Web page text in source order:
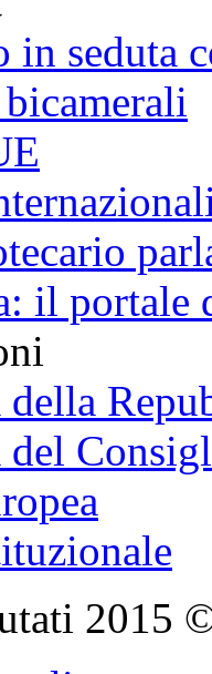
i
in seduta
il portale
della
del